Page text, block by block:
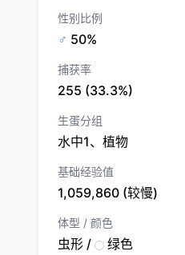
性别比例
♂ 50%
捕获率
255 (33.3%)
生蛋分组
水中1、植物
基础经验值
1,059,860 (较慢)
体型 / 颜色
虫形 / 绿色